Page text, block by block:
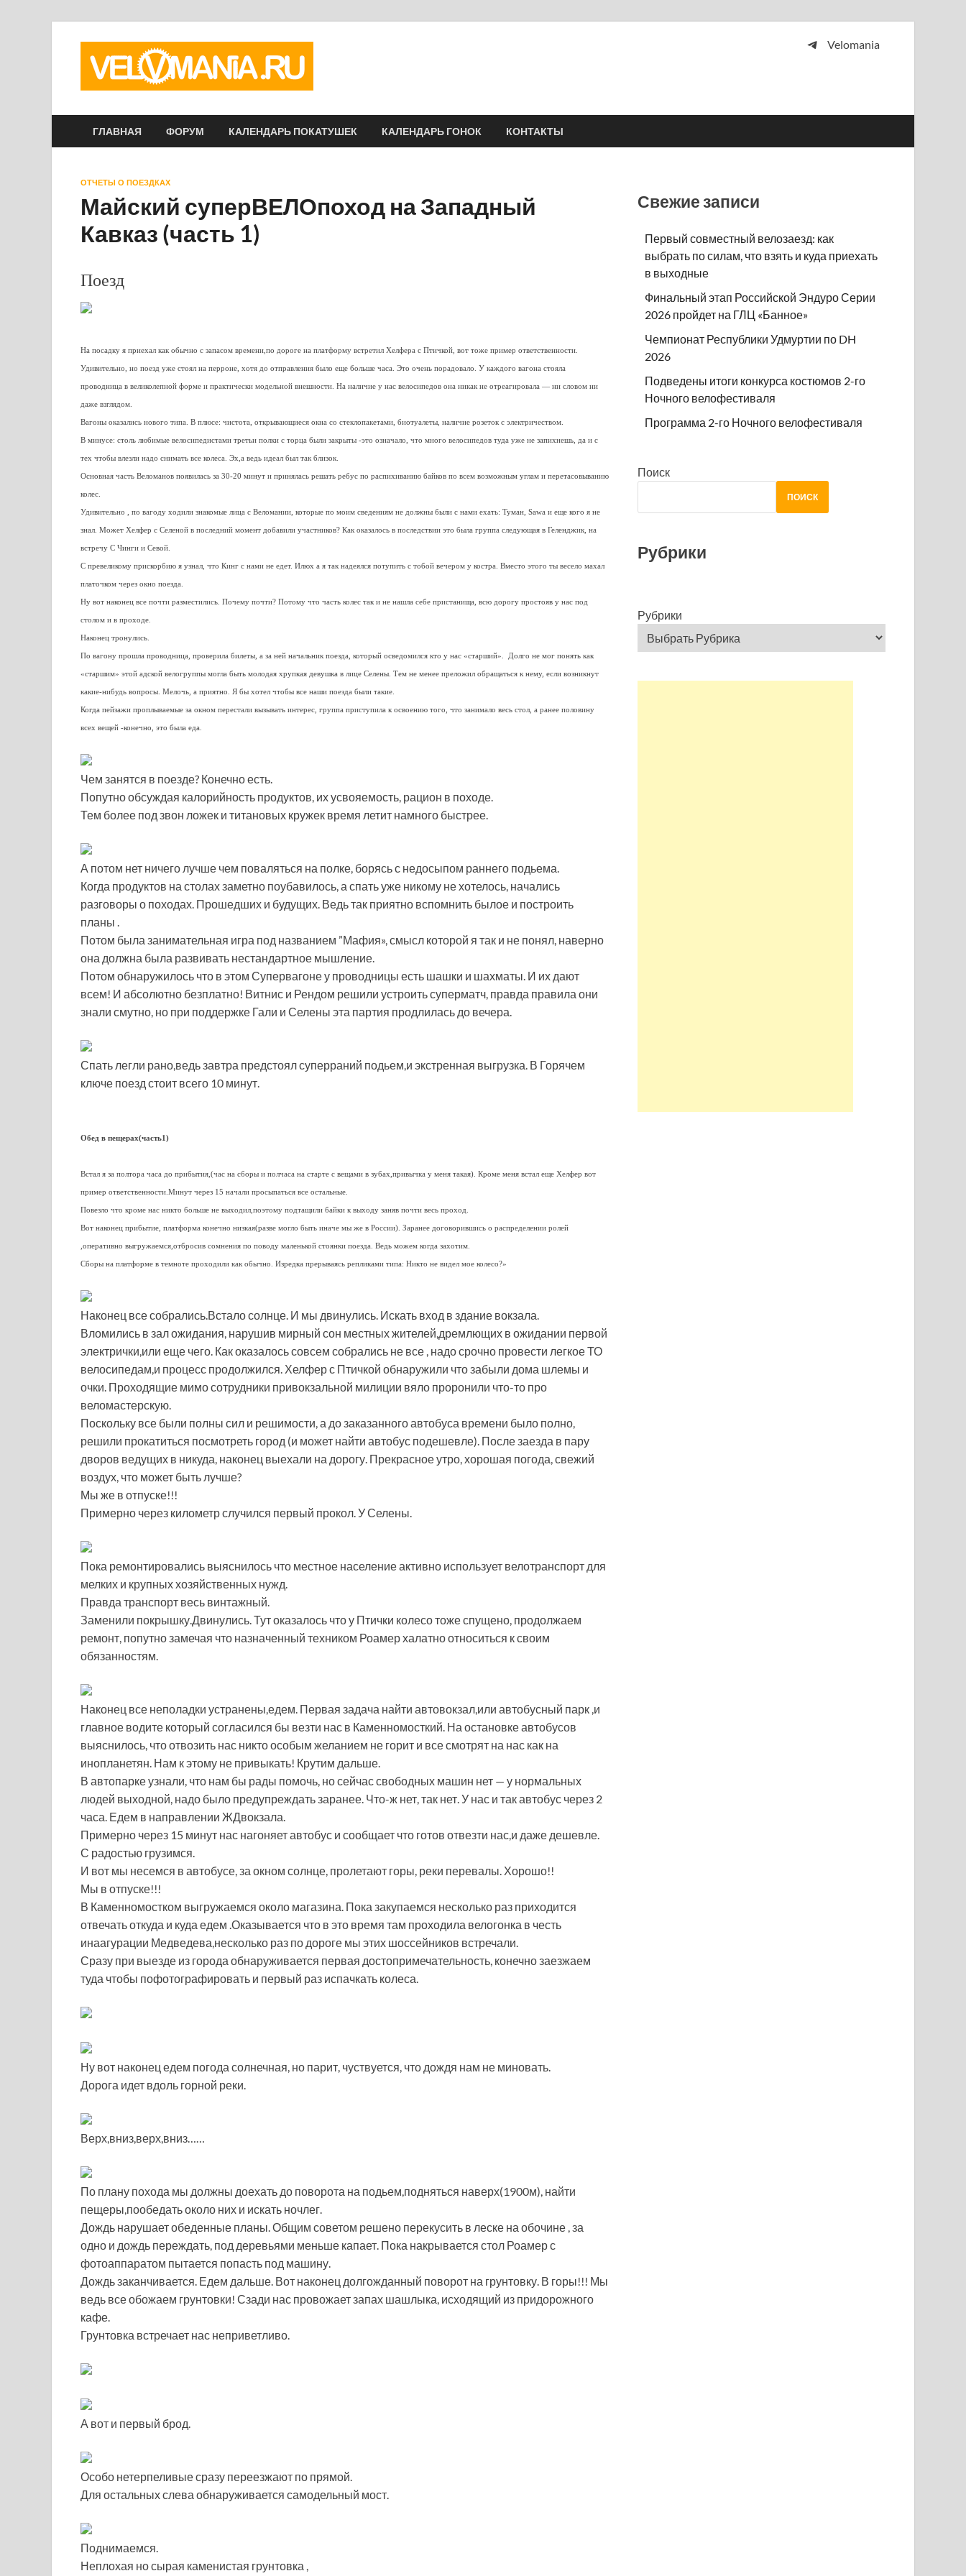
Velomania
ГЛАВНАЯ ФОРУМ КАЛЕНДАРЬ ПОКАТУШЕК КАЛЕНДАРЬ ГОНОК КОНТАКТЫ
ОТЧЕТЫ О ПОЕЗДКАХ
Майский суперВЕЛОпоход на Западный
Кавказ (часть 1)
Поезд
На посадку я приехал как обычно с запасом времени,по дороге на платформу встретил Хелфера с Птичкой, вот тоже пример ответственности.
Удивительно, но поезд уже стоял на перроне, хотя до отправления было еще больше часа. Это очень порадовало. У каждого вагона стояла
проводница в великолепной форме и практически модельной внешности. На наличие у нас велосипедов она никак не отреагировала — ни словом ни
даже взглядом.
Вагоны оказались нового типа. В плюсе: чистота, открывающиеся окна со стеклопакетами, биотуалеты, наличие розеток с электричеством.
В минусе: столь любимые велосипедистами третьи полки с торца были закрыты -это означало, что много велосипедов туда уже не запихнешь, да и с
тех чтобы влезли надо снимать все колеса. Эх,а ведь идеал был так близок.
Основная часть Веломанов появилась за 30-20 минут и принялась решать ребус по распихиванию байков по всем возможным углам и перетасовыванию
колес.
Удивительно , по вагоду ходили знакомые лица с Веломании, которые по моим сведениям не должны были с нами ехать: Туман, Sawa и еще кого я не
знал. Может Хелфер с Селеной в последний момент добавили участников? Как оказалось в последствии это была группа следующая в Геленджик, на
встречу С Чинги и Севой.
С превеликому прискорбию я узнал, что Кинг с нами не едет. Илюх а я так надеялся потупить с тобой вечером у костра. Вместо этого ты весело махал
платочком через окно поезда.
Ну вот наконец все почти разместились. Почему почти? Потому что часть колес так и не нашла себе пристанища, всю дорогу простояв у нас под
столом и в проходе.
Наконец тронулись.
По вагону прошла проводница, проверила билеты, а за ней начальник поезда, который осведомился кто у нас «старший». Долго не мог понять как
«старшим» этой адской велогруппы могла быть молодая хрупкая девушка в лице Селены. Тем не менее преложил обращаться к нему, если возникнут
какие-нибудь вопросы. Мелочь, а приятно. Я бы хотел чтобы все наши поезда были такие.
Когда пейзажи проплываемые за окном перестали вызывать интерес, группа приступила к освоению того, что занимало весь стол, а ранее половину
всех вещей -конечно, это была еда.
Чем занятся в поезде? Конечно есть.
Попутно обсуждая калорийность продуктов, их усвояемость, рацион в походе.
Тем более под звон ложек и титановых кружек время летит намного быстрее.
А потом нет ничего лучше чем поваляться на полке, борясь с недосыпом раннего подьема.
Когда продуктов на столах заметно поубавилось, а спать уже никому не хотелось, начались
разговоры о походах. Прошедших и будущих. Ведь так приятно вспомнить былое и построить
планы .
Потом была занимательная игра под названием ”Мафия», смысл которой я так и не понял, наверно
она должна была развивать нестандартное мышление.
Потом обнаружилось что в этом Супервагоне у проводницы есть шашки и шахматы. И их дают
всем! И абсолютно безплатно! Витнис и Рендом решили устроить суперматч, правда правила они
знали смутно, но при поддержке Гали и Селены эта партия продлилась до вечера.
Спать легли рано,ведь завтра предстоял суперраний подьем,и экстренная выгрузка. В Горячем
ключе поезд стоит всего 10 минут.
Обед в пещерах(часть1)
Встал я за полтора часа до прибытия,(час на сборы и полчаса на старте с вещами в зубах,привычка у меня такая). Кроме меня встал еще Хелфер вот
пример ответственности.Минут через 15 начали просыпаться все остальные.
Повезло что кроме нас никто больше не выходил,поэтому подтащили байки к выходу заняв почти весь проход.
Вот наконец прибытие, платформа конечно низкая(разве могло быть иначе мы же в России). Заранее договорившись о распределении ролей
,оперативно выгружаемся,отбросив сомнения по поводу маленькой стоянки поезда. Ведь можем когда захотим.
Сборы на платформе в темноте проходили как обычно. Изредка прерываясь репликами типа: Никто не видел мое колесо?»
Наконец все собрались.Встало солнце. И мы двинулись. Искать вход в здание вокзала.
Вломились в зал ожидания, нарушив мирный сон местных жителей,дремлющих в ожидании первой
электрички,или еще чего. Как оказалось совсем собрались не все , надо срочно провести легкое ТО
велосипедам,и процесс продолжился. Хелфер с Птичкой обнаружили что забыли дома шлемы и
очки. Проходящие мимо сотрудники привокзальной милиции вяло проронили что-то про
веломастерскую.
Поскольку все были полны сил и решимости, а до заказанного автобуса времени было полно,
решили прокатиться посмотреть город (и может найти автобус подешевле). После заезда в пару
дворов ведущих в никуда, наконец выехали на дорогу. Прекрасное утро, хорошая погода, свежий
воздух, что может быть лучше?
Мы же в отпуске!!!
Примерно через километр случился первый прокол. У Селены.
Пока ремонтировались выяснилось что местное население активно использует велотранспорт для
мелких и крупных хозяйственных нужд.
Правда транспорт весь винтажный.
Заменили покрышку.Двинулись. Тут оказалось что у Птички колесо тоже спущено, продолжаем
ремонт, попутно замечая что назначенный техником Роамер халатно относиться к своим
обязанностям.
Наконец все неполадки устранены,едем. Первая задача найти автовокзал,или автобусный парк ,и
главное водите который согласился бы везти нас в Каменномосткий. На остановке автобусов
выяснилось, что отвозить нас никто особым желанием не горит и все смотрят на нас как на
инопланетян. Нам к этому не привыкать! Крутим дальше.
В автопарке узнали, что нам бы рады помочь, но сейчас свободных машин нет — у нормальных
людей выходной, надо было предупреждать заранее. Что-ж нет, так нет. У нас и так автобус через 2
часа. Едем в направлении ЖДвокзала.
Примерно через 15 минут нас нагоняет автобус и сообщает что готов отвезти нас,и даже дешевле.
С радостью грузимся.
И вот мы несемся в автобусе, за окном солнце, пролетают горы, реки перевалы. Хорошо!!
Мы в отпуске!!!
В Каменномостком выгружаемся около магазина. Пока закупаемся несколько раз приходится
отвечать откуда и куда едем .Оказывается что в это время там проходила велогонка в честь
инаагурации Медведева,несколько раз по дороге мы этих шоссейников встречали.
Сразу при выезде из города обнаруживается первая достопримечательность, конечно заезжаем
туда чтобы пофотографировать и первый раз испачкать колеса.
Ну вот наконец едем погода солнечная, но парит, чуствуется, что дождя нам не миновать.
Дорога идет вдоль горной реки.
Верх,вниз,верх,вниз……
По плану похода мы должны доехать до поворота на подьем,подняться наверх(1900м), найти
пещеры,пообедать около них и искать ночлег.
Дождь нарушает обеденные планы. Общим советом решено перекусить в леске на обочине , за
одно и дождь переждать, под деревьями меньше капает. Пока накрывается стол Роамер с
фотоаппаратом пытается попасть под машину.
Дождь заканчивается. Едем дальше. Вот наконец долгожданный поворот на грунтовку. В горы!!! Мы
ведь все обожаем грунтовки! Сзади нас провожает запах шашлыка, исходящий из придорожного
кафе.
Грунтовка встречает нас неприветливо.
А вот и первый брод.
Особо нетерпеливые сразу переезжают по прямой.
Для остальных слева обнаруживается самодельный мост.
Поднимаемся.
Неплохая но сырая каменистая грунтовка ,
Свежие записи
Первый совместный велозаезд: как
выбрать по силам, что взять и куда приехать
в выходные
Финальный этап Российской Эндуро Серии
2026 пройдет на ГЛЦ «Банное»
Чемпионат Республики Удмуртии по DH
2026
Подведены итоги конкурса костюмов 2-го
Ночного велофестиваля
Программа 2-го Ночного велофестиваля
Поиск
ПОИСК
Рубрики
Рубрики